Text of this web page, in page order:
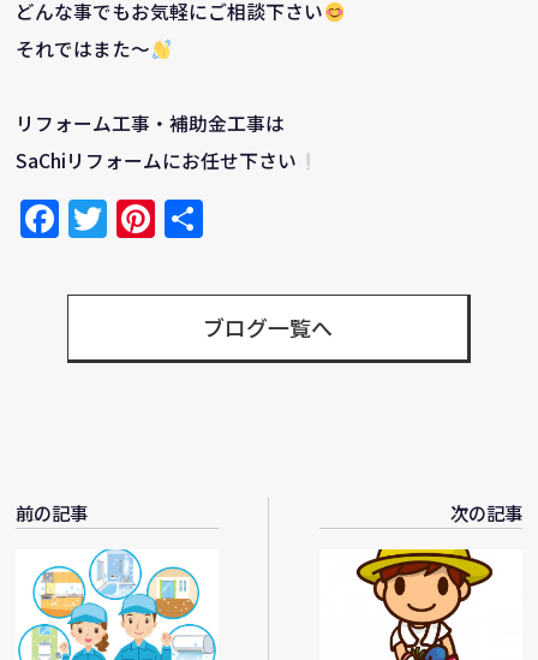
どんな事でもお気軽にご相談下さい
それではまた～
リフォーム工事・補助金工事は
SaChiリフォームにお任せ下さい
Facebook
TwitterPinterest
ブログ一覧へ
前の記事 次の記事